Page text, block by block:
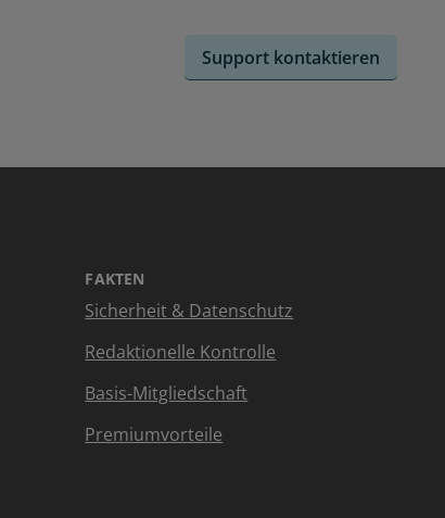
Support kontaktieren
FAKTEN
Sicherheit & Datenschutz
Redaktionelle Kontrolle
Basis-Mitgliedschaft
Premiumvorteile